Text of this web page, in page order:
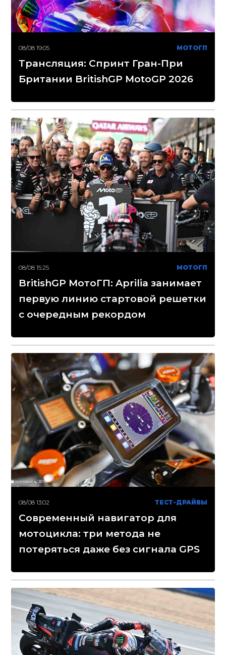
08/08 19:05 МОТОГП
Трансляция: Спринт Гран-При
Британии BritishGP MotoGP 2026
08/08 15:25 МОТОГП
BritishGP МотоГП: Aprilia занимает
первую линию стартовой решетки
с очередным рекордом
08/08 13:02 ТЕСТ-ДРАЙВЫ
Современный навигатор для
мотоцикла: три метода не
потеряться даже без сигнала GPS